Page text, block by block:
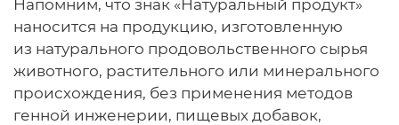
Напомним, что знак «Натуральный продукт»
наносится на продукцию, изготовленную
из натурального продовольственного сырья
животного, растительного или минерального
происхождения, без применения методов
генной инженерии, пищевых добавок,